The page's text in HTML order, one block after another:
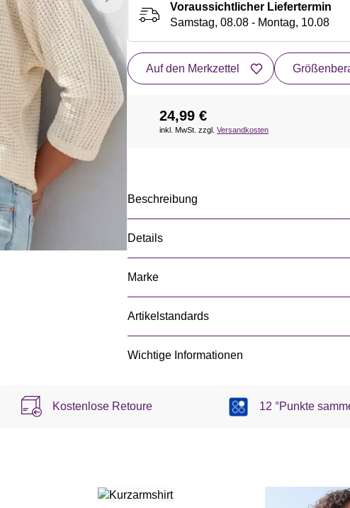
Voraussichtlicher Liefertermin
Samstag, 08.08 - Montag, 10.08
Auf den Merkzettel
24,99 €
inkl. MwSt. zzgl. Versandkosten
Beschreibung
Details
Marke
Artikelstandards
Wichtige Informationen
Kostenlose Retoure 12 °Punkte